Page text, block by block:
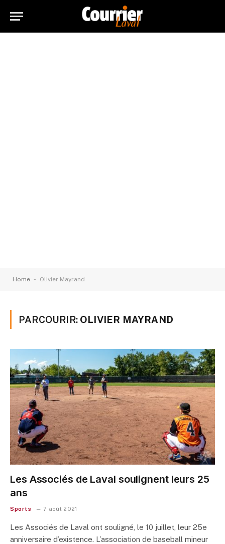
Home - Olivier Mayrand
PARCOURIR: OLIVIER MAYRAND
Les Associés de Laval soulignent leurs 25
ans
Sports 7 août 2021
Les Associés de Laval ont souligné, le 10 juillet, leur 25e
anniversaire d’existence. L’association de baseball mineur